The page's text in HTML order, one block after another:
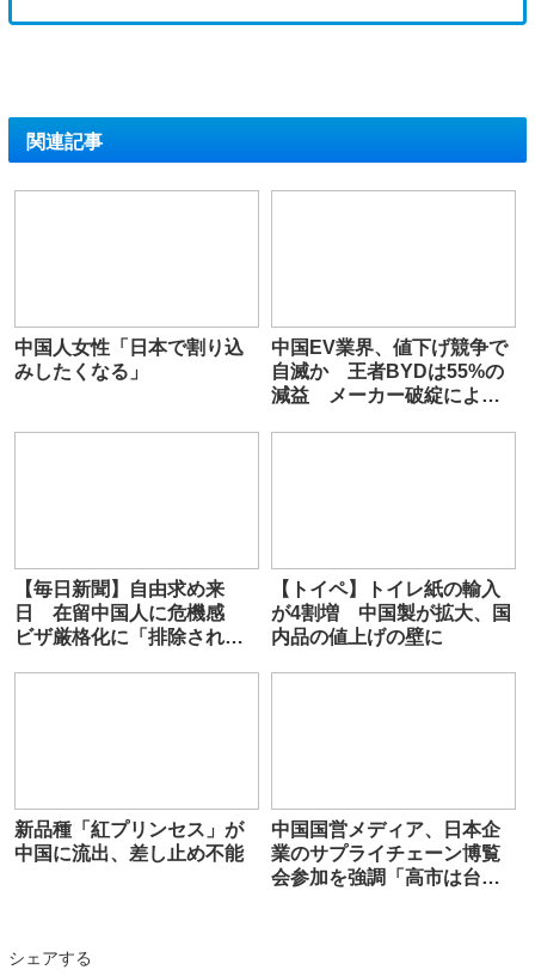
関連記事
中国人女性「日本で割り込
みしたくなる」
中国EV業界、値下げ競争で
自滅か 王者BYDは55%の
減益 メーカー破綻により
【毎日新聞】自由求め来
日 在留中国人に危機感
ビザ厳格化に「排除されて
【トイペ】トイレ紙の輸入
が4割増 中国製が拡大、国
内品の値上げの壁に
新品種「紅プリンセス」が
中国に流出、差し止め不能
中国国営メディア、日本企
業のサプライチェーン博覧
会参加を強調「高市は台湾
シェアする